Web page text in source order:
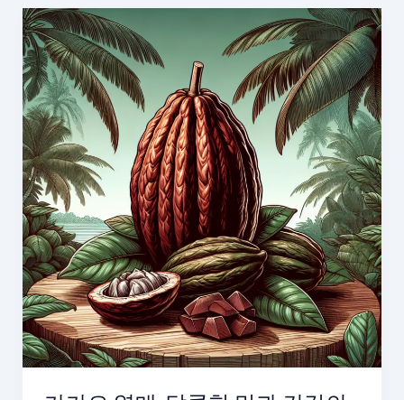
에
감
춰
진
카
카
오
열
매
의
비
밀